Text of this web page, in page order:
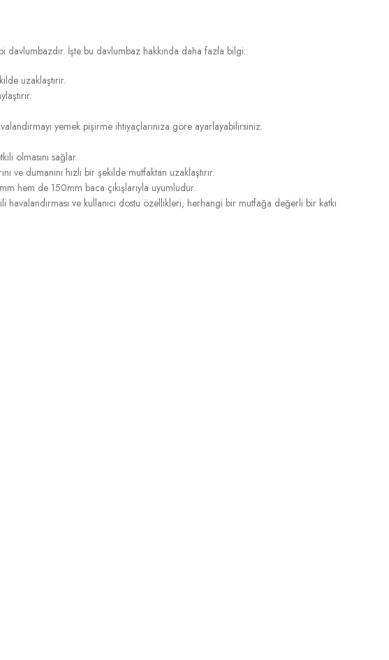
İşte bu davlumbaz hakkında daha fazla bilgi:
uzaklaştırır.
yemek pişirme ihtiyaçlarınıza göre ayarlayabilirsiniz.
olmasını sağlar.
dumanını hızlı bir şekilde mutfaktan uzaklaştırır.
hem de 150mm baca çıkışlarıyla uyumludur.
ve kullanıcı dostu özellikleri, herhangi bir mutfağa değerli bir katkı